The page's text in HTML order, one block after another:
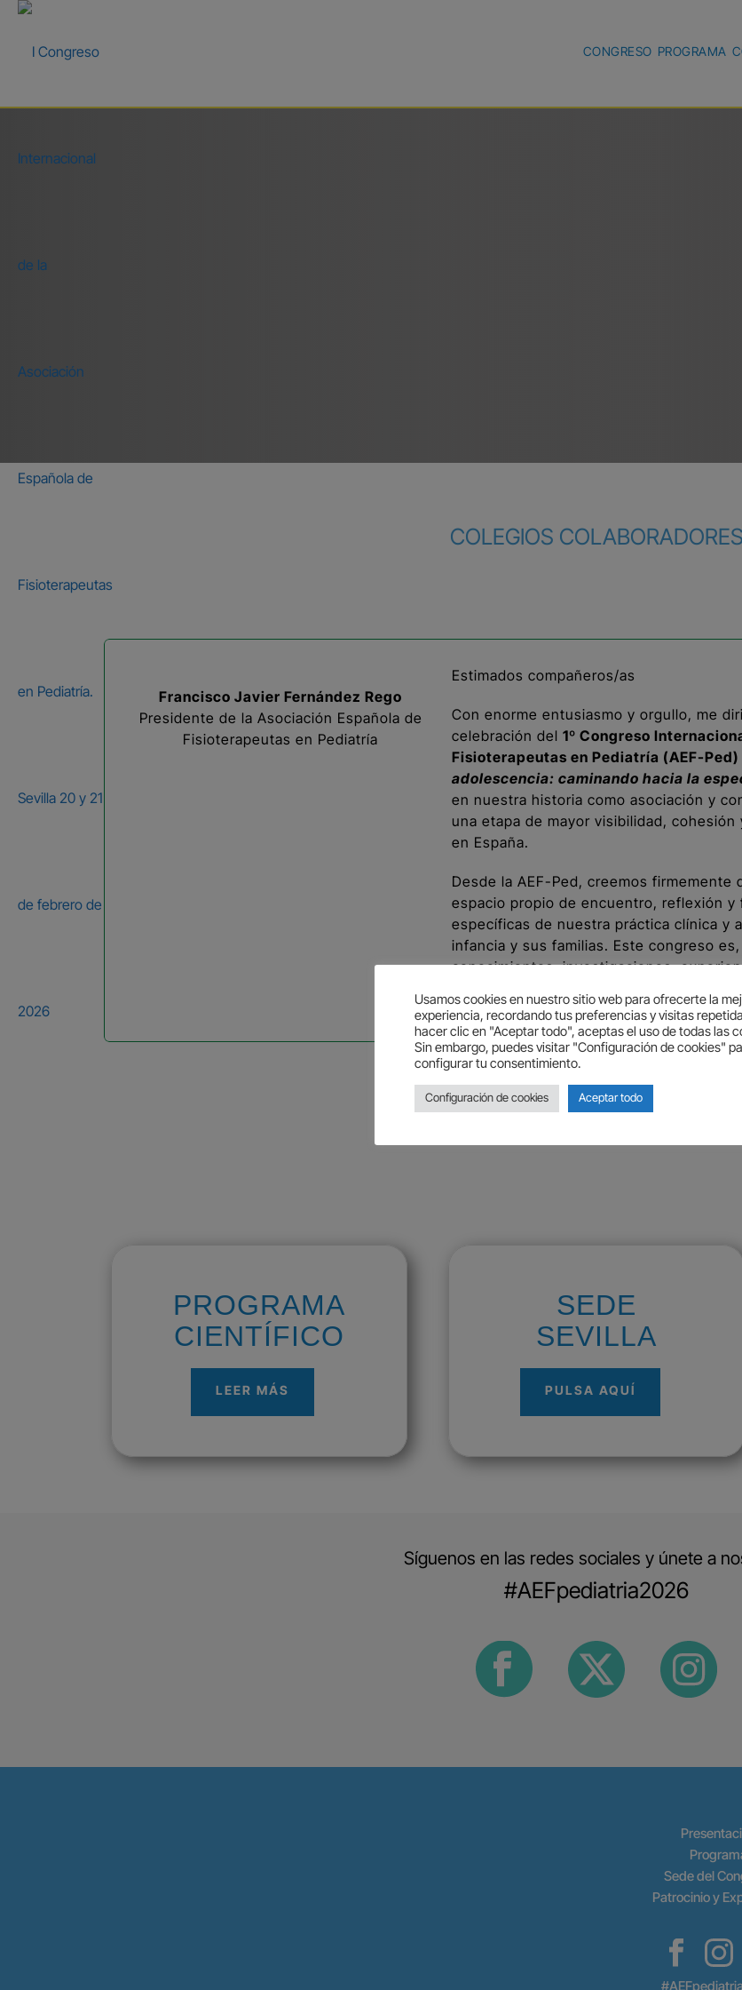
CONGRESO PROGRAMA
COLEGIOS COLABORADORES
Francisco Javier Fernández Rego
Presidente de la Asociación Española de
Fisioterapeutas en Pediatría
Estimados compañeros/as
Con enorme entusiasmo y orgullo, me
celebración del 1º Congreso
Fisioterapeutas en Pediatría (AEF-Ped)
adolescencia: caminando hacia la
en nuestra historia como asociación y
una etapa de mayor visibilidad,
en España.
Desde la AEF-Ped, creemos
espacio propio de encuentro, reflexión y
específicas de nuestra práctica clínica y
infancia y sus familias. Este congreso
conocimientos, investigaciones,
Leer más
PROGRAMA
CIENTÍFICO
LEER MÁS
SEDE
SEVILLA
PULSA AQUÍ
Síguenos en las redes sociales y únete a
#AEFpediatria2026
Sede del
Patrocinio y
Usamos cookies en nuestro sitio web para ofrecerte la
experiencia, recordando tus preferencias y visitas
hacer clic en "Aceptar todo", aceptas el uso de todas las
Sin embargo, puedes visitar "Configuración de cookies"
configurar tu consentimiento.
Configuración de cookies Aceptar todo